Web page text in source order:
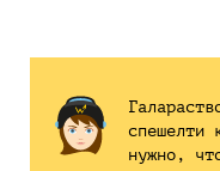
спешелти
нужно,